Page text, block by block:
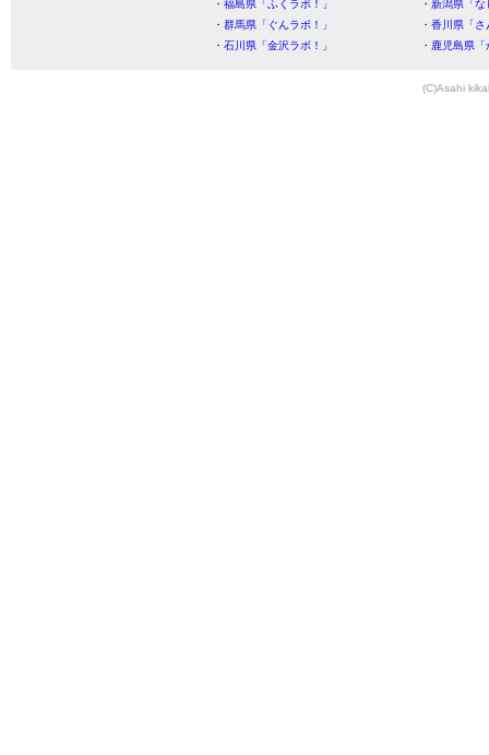
・福島県「ふくラボ！」
・新潟県「
・群馬県「ぐんラボ！」
・香川県「
・石川県「金沢ラボ！」
・鹿児島県
(C)Asahi